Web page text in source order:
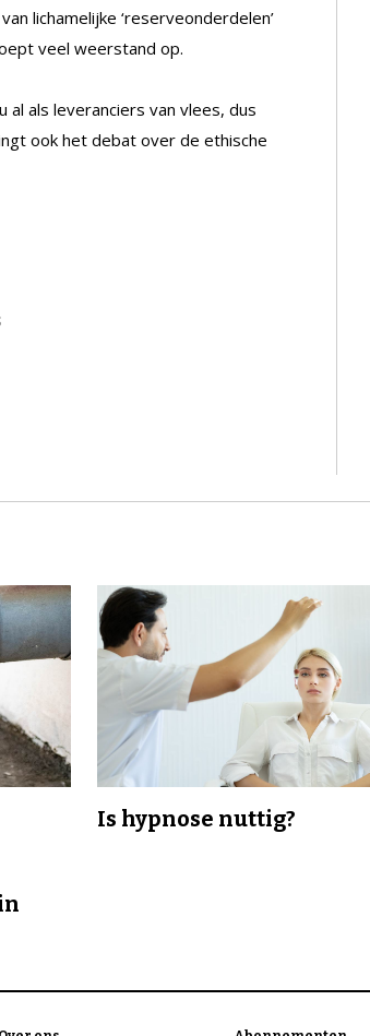
lichamelijke ‘reserveonderdelen’
veel weerstand op.
als leveranciers van vlees, dus
ook het debat over de ethische
Is hypnose nuttig?